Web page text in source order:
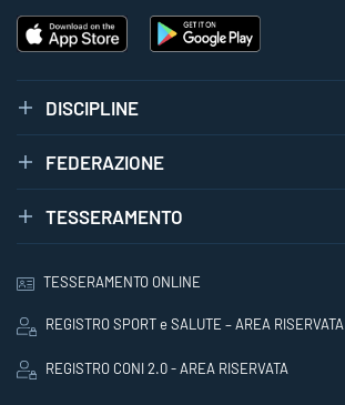
DISCIPLINE
FEDERAZIONE
TESSERAMENTO
TESSERAMENTO ONLINE
REGISTRO SPORT e SALUTE – AREA RISERVATA
REGISTRO CONI 2.0 - AREA RISERVATA